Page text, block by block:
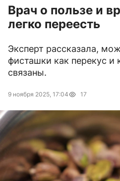
Врач о пользе и
легко переесть
Эксперт рассказала,
фисташки как перекус и
связаны.
9 ноября 2025, 17:04 17